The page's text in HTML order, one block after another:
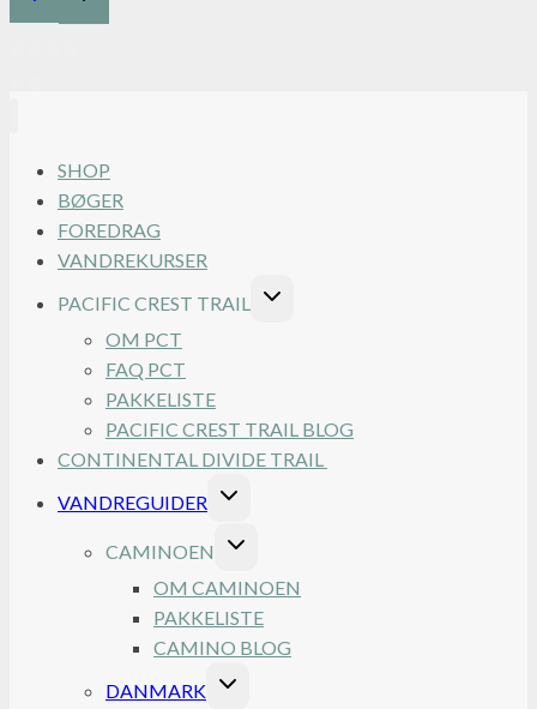
SHOP
BØGER
FOREDRAG
VANDREKURSER
PACIFIC CREST TRAIL
SKIFT
OM PCT
FAQ PCT
PAKKELISTE
PACIFIC CREST TRAIL BLOG
CONTINENTAL DIVIDE TRAIL
VANDREGUIDER
SKIFT
CAMINOEN
SKIFT
OM CAMINOEN
PAKKELISTE
CAMINO BLOG
DANMARK
SKIFT